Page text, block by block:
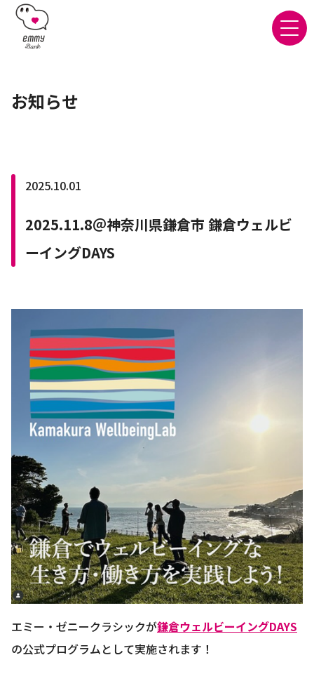
お知らせ
2025.10.01
2025.11.8＠神奈川県鎌倉市 鎌倉ウェルビ
ーイングDAYS
エミー・ゼニークラシックが鎌倉ウェルビーイングDAYS
の公式プログラムとして実施されます！